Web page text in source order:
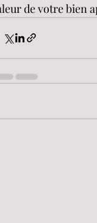
de votre bien